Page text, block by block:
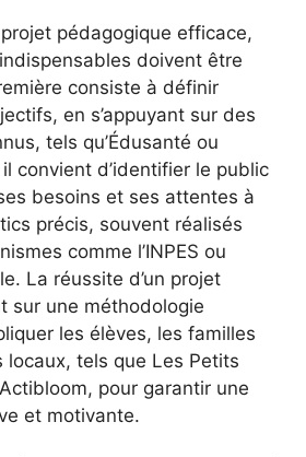
pédagogique efficace,
doivent être
consiste à définir
en s’appuyant sur des
tels qu’Édusanté ou
convient d’identifier le public
besoins et ses attentes à
précis, souvent réalisés
comme l’INPES ou
La réussite d’un projet
sur une méthodologie
les élèves, les familles
locaux, tels que Les Petits
pour garantir une
et motivante.